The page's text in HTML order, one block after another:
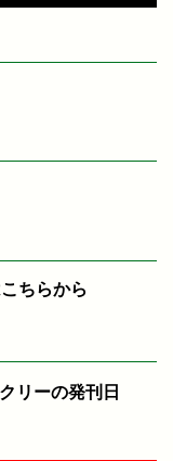
ちらから
リーの発刊日